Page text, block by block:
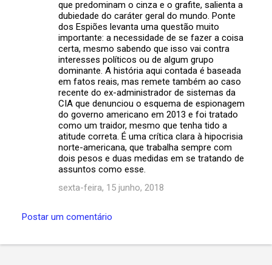
que predominam o cinza e o grafite, salienta a
dubiedade do caráter geral do mundo. Ponte
dos Espiões levanta uma questão muito
importante: a necessidade de se fazer a coisa
certa, mesmo sabendo que isso vai contra
interesses políticos ou de algum grupo
dominante. A história aqui contada é baseada
em fatos reais, mas remete também ao caso
recente do ex-administrador de sistemas da
CIA que denunciou o esquema de espionagem
do governo americano em 2013 e foi tratado
como um traidor, mesmo que tenha tido a
atitude correta. É uma crítica clara à hipocrisia
norte-americana, que trabalha sempre com
dois pesos e duas medidas em se tratando de
assuntos como esse.
sexta-feira, 15 junho, 2018
Postar um comentário